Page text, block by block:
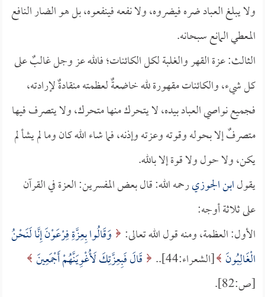
ولا يبلغ العباد ضره فيضروه، ولا نفعه فينفعوه، بل هو الضار النافع
المعطي المانع سبحانه.
الثالث: عزة القهر والغلبة لكل الكائنات؛ فالله عز وجل غالبٌ على
كل شيء، والكائنات مقهورة لله خاضعةٌ لعظمته منقادةٌ لإرادته،
فجميع نواصي العباد بيده، لا يتحرك منها متحرك، ولا يتصرف فيها
متصرفٌ إلا بحوله وقوته وعزته وإذنه، فما شاء الله كان وما لم يشأ لم
يكن، ولا حول ولا قوة إلا بالله.
يقولابن الجوزيرحمه الله: قال بعض المفسرين: العزة في القرآن
على ثلاثة أوجه:
الأول: العظمة، ومنه قول الله تعالى:
وَقَالُوا بِعِزَّةِ فِرْعَوْنَ إِنَّا لَنَحْنُ
الْغَالِبُونَ [الشعراء:44]..
قَالَ فَبِعِزَّتِكَ لَأُغْوِيَنَّهُمْ أَجْمَعِينَ
[ص:82].